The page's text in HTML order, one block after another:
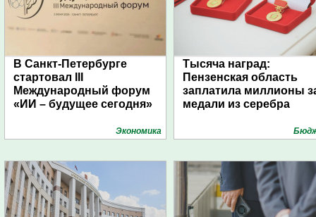
В Санкт-Петербурге
стартовал III
Международный форум
«ИИ – будущее сегодня»
Экономика
Тысяча наград:
Пензенская область
заплатила миллионы
медали из серебра